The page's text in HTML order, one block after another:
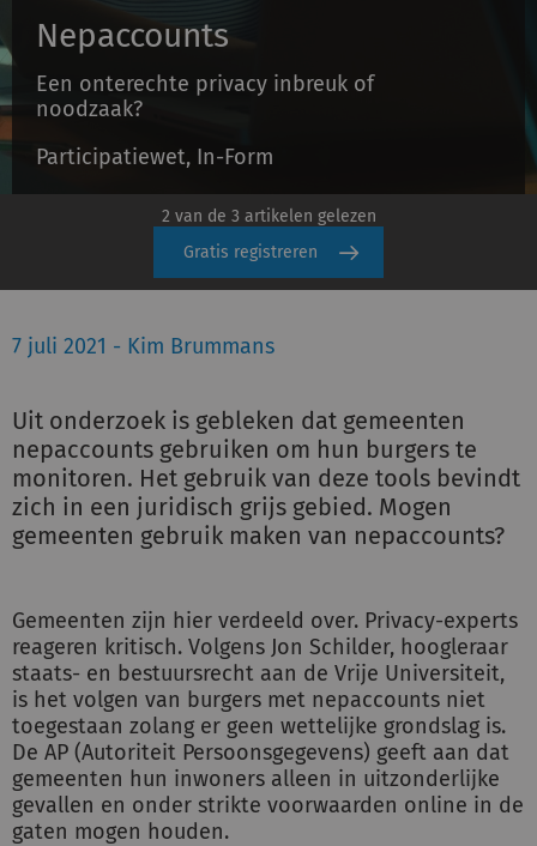
Inloggen
Registreren
Nepaccounts
Een onterechte privacy inbreuk of
noodzaak?
Participatiewet, In-Form
2 van de 3 artikelen gelezen
Gratis registreren
7 juli 2021 - Kim Brummans
Uit onderzoek is gebleken dat gemeenten
nepaccounts gebruiken om hun burgers te
monitoren. Het gebruik van deze tools bevindt
zich in een juridisch grijs gebied. Mogen
gemeenten gebruik maken van nepaccounts?
Gemeenten zijn hier verdeeld over. Privacy-experts
reageren kritisch. Volgens Jon Schilder, hoogleraar
staats- en bestuursrecht aan de Vrije Universiteit,
is het volgen van burgers met nepaccounts niet
toegestaan zolang er geen wettelijke grondslag is.
De AP (Autoriteit Persoonsgegevens) geeft aan dat
gemeenten hun inwoners alleen in uitzonderlijke
gevallen en onder strikte voorwaarden online in de
gaten mogen houden.